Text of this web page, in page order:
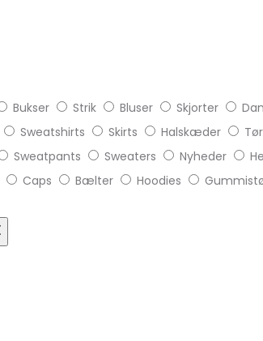
Bukser Strik Bluser Skjorter
Sweatshirts Skirts Halskæder
Sweatpants Sweaters Nyheder
Caps Bælter Hoodies